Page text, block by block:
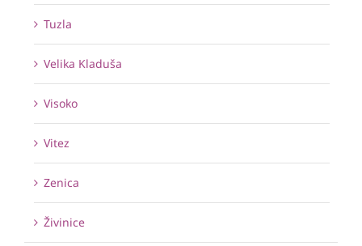
Tuzla
Velika Kladuša
Visoko
Vitez
Zenica
Živinice